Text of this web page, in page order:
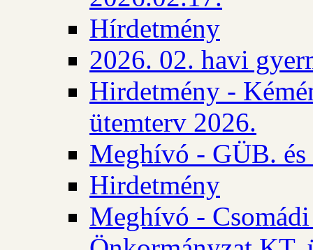
Hírdetmény
2026. 02. havi
Hirdetmény -
ütemterv 2026.
Meghívó - GÜB.
Hirdetmény
Meghívó -